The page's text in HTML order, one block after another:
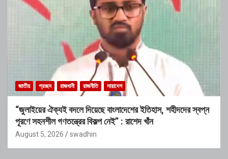
জাতীয় প্রচ্ছদ রাজধানী রাজনীতি সারাদেশ
“জুলাইয়ের ঐক্যই বদলে দিয়েছে বাংলাদেশের ইতিহাস, শহীদদের স্বপ্ন
পূরণে সহনশীল গণতন্ত্রের বিকল্প নেই” : রাশেদ খাঁন
August 5, 2026 swadhin